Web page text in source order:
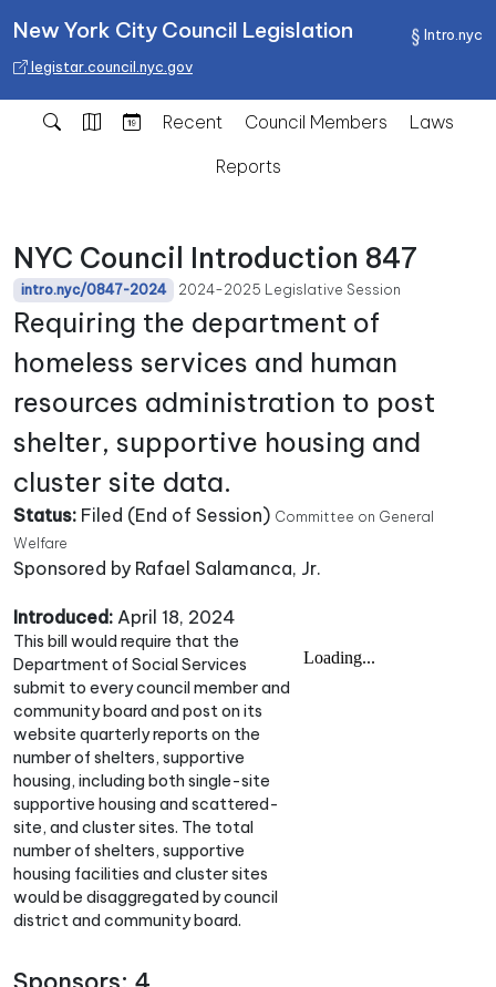
Intro.nyc
New York City Council Legislation
legistar.council.nyc.gov
Recent Council Members
Laws
Reports
NYC Council Introduction 847
intro.nyc/0847-2024 2024-2025 Legislative Session
Requiring the department of
homeless services and human
resources administration to post
shelter, supportive housing and
cluster site data.
Status: Filed (End of Session) Committee on General
Welfare
Sponsored by Rafael Salamanca, Jr.
Introduced: April 18, 2024
This bill would require that the
Department of Social Services
submit to every council member and
community board and post on its
website quarterly reports on the
number of shelters, supportive
housing, including both single-site
supportive housing and scattered-
site, and cluster sites. The total
number of shelters, supportive
housing facilities and cluster sites
would be disaggregated by council
district and community board.